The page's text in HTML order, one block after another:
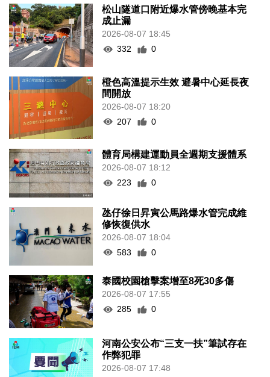
松山隧道口附近爆水管傍晚基本完
成止漏
2026-08-07 18:45
332
0
橙色高溫提示生效 避暑中心延長夜
間開放
2026-08-07 18:20
207
0
體育局構建運動員全週期支援體系
2026-08-07 18:12
223
0
氹仔徐日昇寅公馬路爆水管完成維
修恢復供水
2026-08-07 18:04
583
0
泰國校園槍擊案增至8死30多傷
2026-08-07 17:55
285
0
河南公安公布“三支一扶”筆試存在
作弊犯罪
2026-08-07 17:48